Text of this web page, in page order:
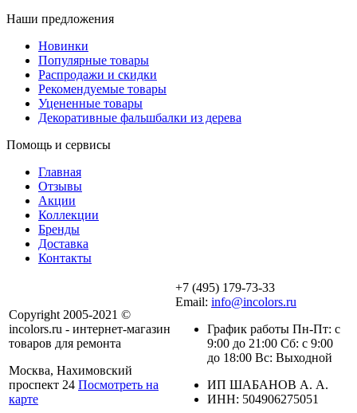
Наши предложения
Новинки
Популярные товары
Распродажи и скидки
Рекомендуемые товары
Уцененные товары
Декоративные фальшбалки из дерева
Помощь и сервисы
Главная
Отзывы
Акции
Коллекции
Бренды
Доставка
Контакты
Copyright 2005-2021 ©
incolors.ru - интернет-магазин
товаров для ремонта
Москва, Нахимовский
проспект 24 Посмотреть на
карте
+7 (495) 179-73-33
Email: info@incolors.ru
График работы Пн-Пт: с
9:00 до 21:00 Сб: с 9:00
до 18:00 Вс: Выходной
ИП ШАБАНОВ А. А.
ИНН: 504906275051